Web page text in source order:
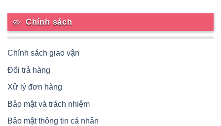
Chính sách
Chính sách giao vận
Đổi trả hàng
Xử lý đơn hàng
Bảo mật và trách nhiệm
Bảo mật thông tin cá nhân